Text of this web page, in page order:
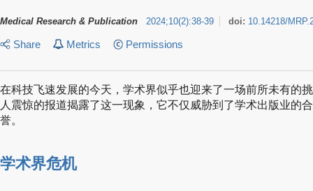
Medical Research & Publication 2024;10(2):38-39 doi: 10.14218/
Share Metrics Permissions
在科技飞速发展的今天，学术界似乎也迎来了一场前所未有
人震惊的报道揭露了这一现象，它不仅威胁到了学术出版业的
誉。
学术界危机